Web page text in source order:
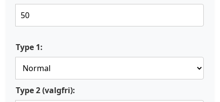
Type 1:
Type 2 (valgfri):